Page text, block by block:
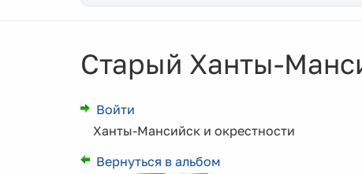
Старый Ханты-
Войти
Ханты-Мансийск и окрестности
Вернуться в альбом